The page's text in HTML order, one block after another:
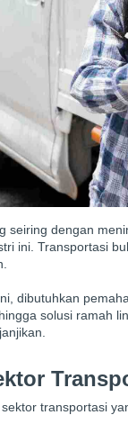
seiring dengan
ini. Transportasi
dibutuhkan
solusi ramah
transportasi